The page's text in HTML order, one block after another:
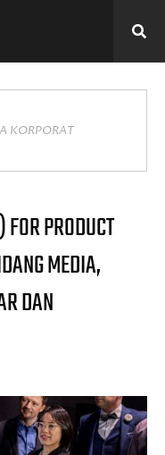
KORPORAT
PRODUCT
MEDIA,
DAN